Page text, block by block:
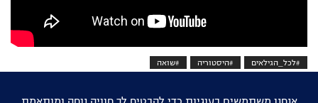
#לכל_הגילאים #היסטוריה #שואה